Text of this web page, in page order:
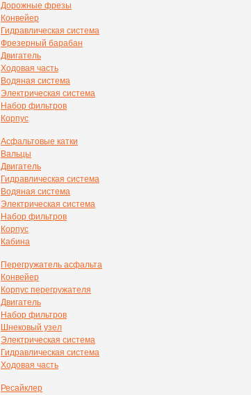
Дорожные фрезы
Конвейер
Гидравлическая система
Фрезерный барабан
Двигатель
Ходовая часть
Водяная система
Электрическая система
Набор фильтров
Корпус
Асфальтовые катки
Вальцы
Двигатель
Гидравлическая система
Водяная система
Электрическая система
Набор фильтров
Корпус
Кабина
Перегружатель асфальта
Конвейер
Корпус перегружателя
Двигатель
Набор фильтров
Шнековый узел
Электрическая система
Гидравлическая система
Ходовая часть
Ресайклер